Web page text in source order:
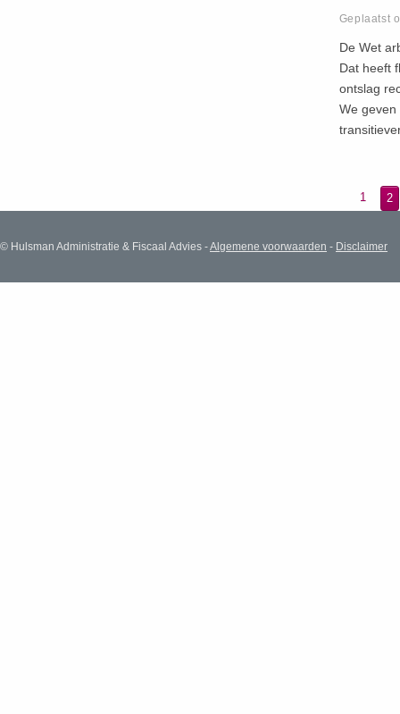
Geplaatst
De Wet
Dat heeft
ontslag
We
1 2
© Hulsman Administratie & Fiscaal Advies -Algemene voorwaarden - Disclaimer